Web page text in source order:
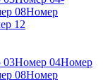
08Номер
12
03Номер 04Номер
08Номер